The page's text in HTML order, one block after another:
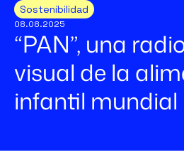
Sostenibilidad
08.08.2025
“PAN”, una
visual de la
infantil mundial